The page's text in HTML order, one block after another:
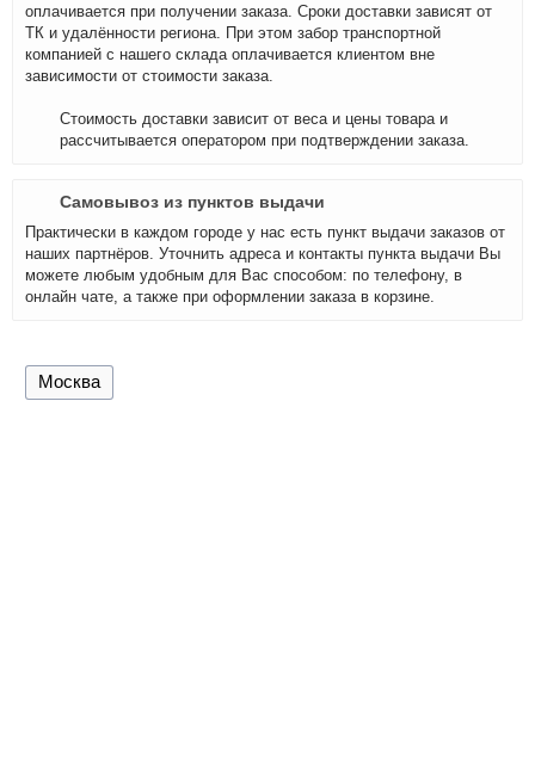
оплачивается при получении заказа. Сроки доставки зависят от
ТК и удалённости региона. При этом забор транспортной
компанией с нашего склада оплачивается клиентом вне
зависимости от стоимости заказа.
Стоимость доставки зависит от веса и цены товара и
рассчитывается оператором при подтверждении заказа.
Самовывоз из пунктов выдачи
Практически в каждом городе у нас есть пункт выдачи заказов от
наших партнёров. Уточнить адреса и контакты пункта выдачи Вы
можете любым удобным для Вас способом: по телефону, в
онлайн чате, а также при оформлении заказа в корзине.
Москва